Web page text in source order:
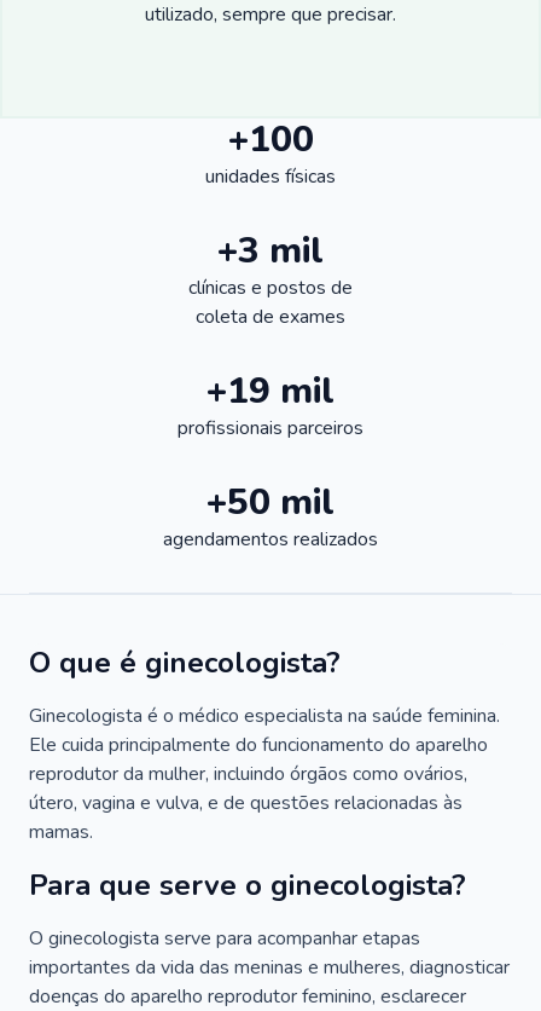
utilizado, sempre que precisar.
+100
unidades físicas
+3 mil
clínicas e postos de
coleta de exames
+19 mil
profissionais parceiros
+50 mil
agendamentos realizados
O que é ginecologista?
Ginecologista é o médico especialista na saúde feminina.
Ele cuida principalmente do funcionamento do aparelho
reprodutor da mulher, incluindo órgãos como ovários,
útero, vagina e vulva, e de questões relacionadas às
mamas.
Para que serve o ginecologista?
O ginecologista serve para acompanhar etapas
importantes da vida das meninas e mulheres, diagnosticar
doenças do aparelho reprodutor feminino, esclarecer